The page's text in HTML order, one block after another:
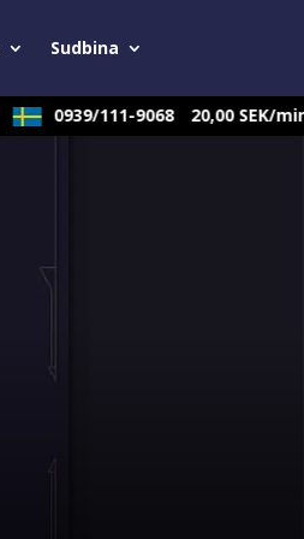
Sudbina
0939/111-9068 20,00 SEK/min